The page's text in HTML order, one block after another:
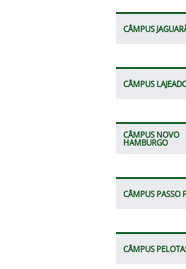
CÂMPUS
CÂMPUS
CÂMPUS NOVO
HAMBURGO
CÂMPUS PASSO
CÂMPUS